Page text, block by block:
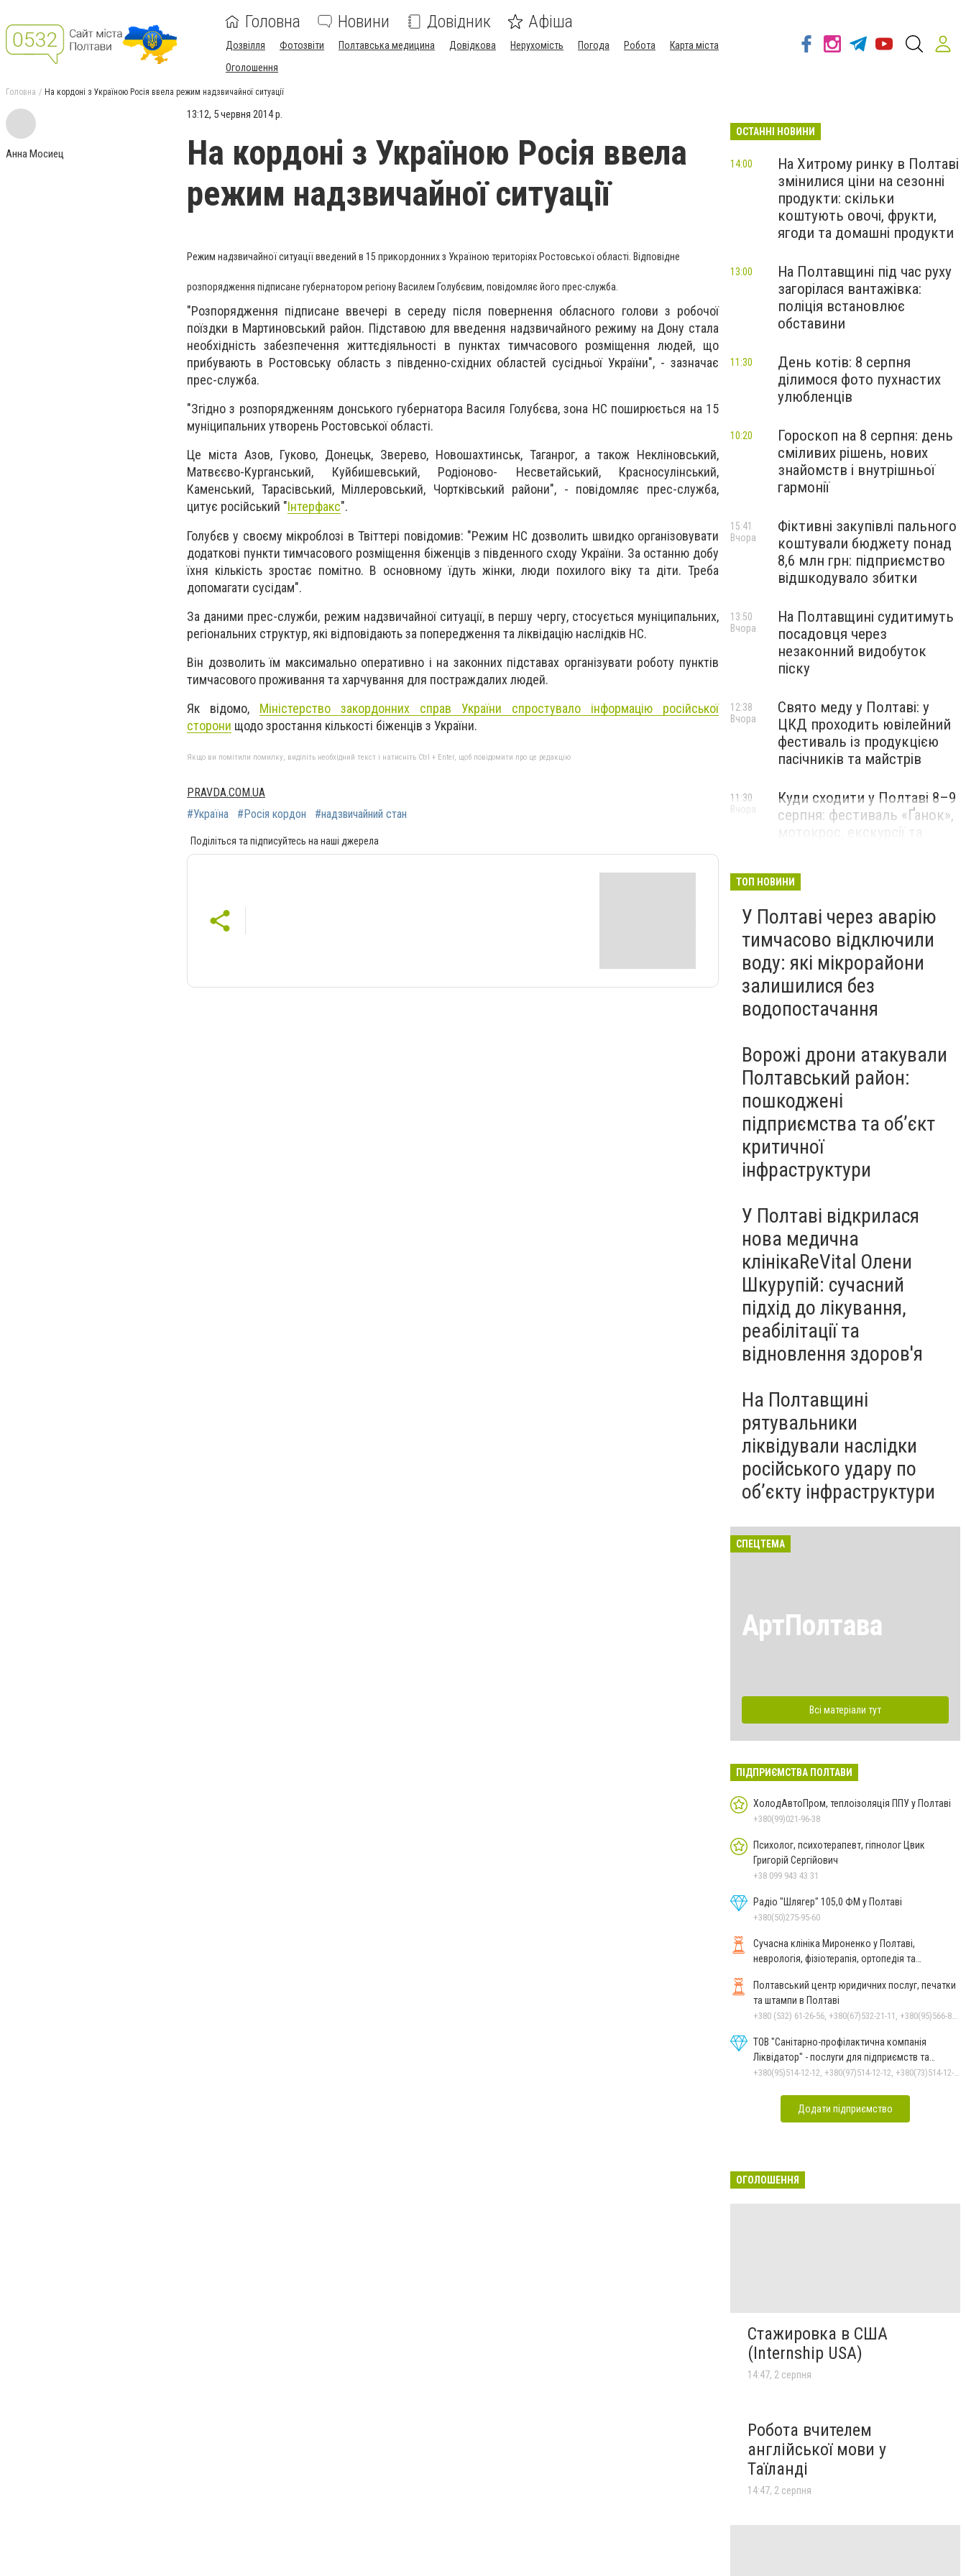
Головна Новини Довідник Афіша
Дозвілля Фотозвіти Полтавська медицина Довідкова Нерухомість Погода Робота
Карта міста
Оголошення
Головна На кордоні з Україною Росія ввела режим надзвичайної ситуації
Анна Мосиец
13:12, 5 червня 2014 р.
На кордоні з Україною Росія ввела
режим надзвичайної ситуації
Режим надзвичайної ситуації введений в 15 прикордонних з Україною територіях Ростовської області. Відповідне
розпорядження підписане губернатором регіону Василем Голубєвим, повідомляє його прес-служба.
"Розпорядження підписане ввечері в середу після повернення обласного голови з робочої
поїздки в Мартиновський район. Підставою для введення надзвичайного режиму на Дону стала
необхідність забезпечення життєдіяльності в пунктах тимчасового розміщення людей, що
прибувають в Ростовську область з південно-східних областей сусідньої України", - зазначає
прес-служба.
"Згідно з розпорядженням донського губернатора Василя Голубєва, зона НС поширюється на 15
муніципальних утворень Ростовської області.
Це міста Азов, Гуково, Донецьк, Зверево, Новошахтинськ, Таганрог, а також Некліновський,
Матвєєво-Курганський, Куйбишевський, Родіоново- Несветайський, Красносулінський,
Каменський, Тарасівський, Міллеровський, Чортківський райони", - повідомляє прес-служба,
цитує російський "Інтерфакс".
Голубєв у своєму мікроблозі в Твіттері повідомив: "Режим НС дозволить швидко організовувати
додаткові пункти тимчасового розміщення біженців з південного сходу України. За останню добу
їхня кількість зростає помітно. В основному їдуть жінки, люди похилого віку та діти. Треба
допомагати сусідам".
За даними прес-служби, режим надзвичайної ситуації, в першу чергу, стосується муніципальних,
регіональних структур, які відповідають за попередження та ліквідацію наслідків НС.
Він дозволить їм максимально оперативно і на законних підставах організувати роботу пунктів
тимчасового проживання та харчування для постраждалих людей.
Як відомо, Міністерство закордонних справ України спростувало інформацію російської
сторони щодо зростання кількості біженців з України.
Якщо ви помітили помилку, виділіть необхідний текст і натисніть Ctrl + Enter, щоб повідомити про це редакцію
PRAVDA.COM.UA
#Україна
#Росія кордон #надзвичайний стан
Поділіться та підписуйтесь на наші джерела
ОСТАННІ НОВИНИ
На Хитрому ринку в Полтаві
змінилися ціни на сезонні
продукти: скільки
коштують овочі, фрукти,
ягоди та домашні продукти
14:00
На Полтавщині під час руху
загорілася вантажівка:
поліція встановлює
обставини
13:00
День котів: 8 серпня
ділимося фото пухнастих
улюбленців
11:30
Гороскоп на 8 серпня: день
сміливих рішень, нових
знайомств і внутрішньої
гармонії
10:20
Фіктивні закупівлі пального
коштували бюджету понад
8,6 млн грн: підприємство
відшкодувало збитки
15:41
Вчора
На Полтавщині судитимуть
посадовця через
незаконний видобуток
піску
13:50
Вчора
Свято меду у Полтаві: у
ЦКД проходить ювілейний
фестиваль із продукцією
пасічників та майстрів
12:38
Вчора
Куди сходити у Полтаві 8–9
серпня: фестиваль «Ґанок»,
11:30
Вчора
ТОП НОВИНИ
У Полтаві через аварію
тимчасово відключили
воду: які мікрорайони
залишилися без
водопостачання
Ворожі дрони атакували
Полтавський район:
пошкоджені
підприємства та об’єкт
критичної
інфраструктури
У Полтаві відкрилася
нова медична
клінікаReVital Олени
Шкурупій: сучасний
підхід до лікування,
реабілітації та
відновлення здоров'я
На Полтавщині
рятувальники
ліквідували наслідки
російського удару по
об’єкту інфраструктури
СПЕЦТЕМА
АртПолтава
Всі матеріали тут
ПІДПРИЄМСТВА ПОЛТАВИ
ХолодАвтоПром, теплоізоляція ППУ у Полтаві
+380(99)021-96-38
Психолог, психотерапевт, гіпнолог Цвик
Григорій Сергійович
+38 099 943 43 31
Радіо "Шлягер" 105,0 ФМ у Полтаві
+380(50)275-95-60
Сучасна клініка Мироненко у Полтаві,
неврологія, фізіотерапія, ортопедія та
Полтавський центр юридичних послуг, печатки
та штампи в Полтаві
ТОВ "Санітарно-профілактична компанія
Ліквідатор" - послуги для підприємств та
населення
Додати підприємство
ОГОЛОШЕННЯ
Стажировка в США
(Internship USA)
14:47, 2 серпня
Робота вчителем
англійської мови у
Таїланді
14:47, 2 серпня